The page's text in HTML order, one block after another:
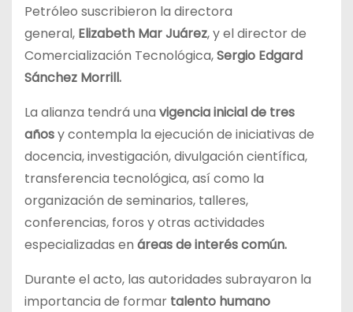
Petróleo suscribieron la directora
general, Elizabeth Mar Juárez, y el director de
Comercialización Tecnológica,Sergio Edgard
Sánchez Morrill.
La alianza tendrá una vigencia inicial de tres
añosy contempla la ejecución de iniciativas de
docencia, investigación, divulgación científica,
transferencia tecnológica, así como la
organización de seminarios, talleres,
conferencias, foros y otras actividades
especializadas en áreas de interés común.
Durante el acto, las autoridades subrayaron la
importancia de formar talento humano